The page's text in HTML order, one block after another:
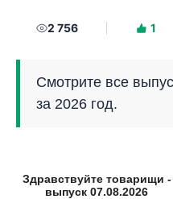
2 756 1
Смотрите все
за 2026 год.
Здравствуйте товарищи -
выпуск 07.08.2026